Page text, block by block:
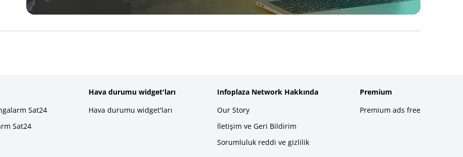
Sat24
Sat24
Hava durumu widget'ları
Hava durumu widget'ları
Infoplaza Network Hakkında
Our Story
İletişim ve Geri Bildirim
Sorumluluk reddi ve gizlilik
Premium
Premium ads free